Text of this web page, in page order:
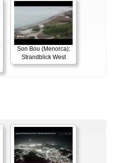
Son Bou (Menorca):
Strandblick West